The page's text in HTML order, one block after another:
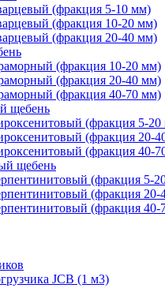
(фракция 5-10 мм)
(фракция 10-20 мм)
(фракция 20-40 мм)
(фракция 10-20 мм)
(фракция 20-40 мм)
(фракция 40-70 мм)
щебень
(фракция 5-
(фракция 20-
(фракция 40-
щебень
(фракция 5-
(фракция 20-
(фракция 40-
JCB (1 м3)